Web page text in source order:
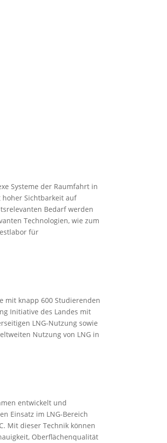
Systeme der Raumfahrt in
Sichtbarkeit auf
Bedarf werden
Technologien, wie zum
für
mit knapp 600 Studierenden
Initiative des Landes mit
LNG-Nutzung sowie
Nutzung von LNG in
entwickelt und
Einsatz im LNG-Bereich
Mit dieser Technik können
Oberflächenqualität